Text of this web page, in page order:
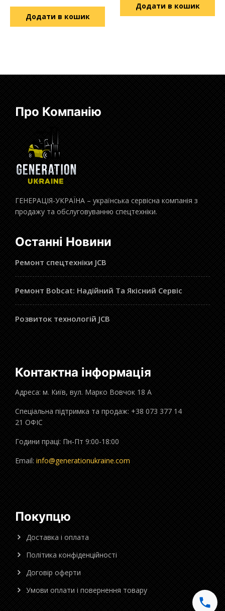
Додати в кошик
Додати в кошик
Про Компанію
ГЕНЕРАЦІЯ-УКРАЇНА – українська сервісна компанія з
продажу та обслуговуванню спецтехніки.
Останні Новини
Ремонт спецтехніки JCB
Ремонт Bobcat: Надійний Та Якісний Сервіс
Розвиток технологій JCB
Контактна інформація
Адреса: м. Київ, вул. Марко Вовчок 18 А
Спеціальна підтримка та продаж: +38 073 377 14
21 ОФІС
Години праці: Пн-Пт 9:00-18:00
Email: info@generationukraine.com
Покупцю
Доставка і оплата
Політика конфіденційності
Договір оферти
Умови оплати і повернення товару